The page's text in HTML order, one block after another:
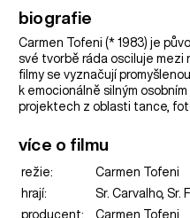
biografie
Carmen Tofeni (* 1983) je
své tvorbě ráda osciluje mezi
filmy se vyznačují
k emocionálně silným
projektech z oblasti tance,
více o filmu
režie:
Carmen Tofeni
hrají:
Sr. Carvalho, Sr.
producent:
Carmen Tofeni